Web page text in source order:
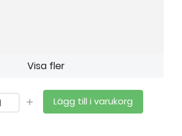
Visa fler
Lägg till i varukorg